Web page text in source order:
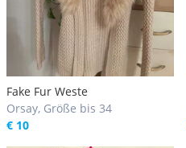
Fake Fur Weste
Orsay, Größe bis 34
€ 10